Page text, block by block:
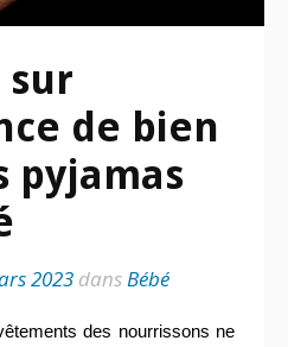
sur
de bien
pyjamas
2023 dansBébé
des nourrissons ne